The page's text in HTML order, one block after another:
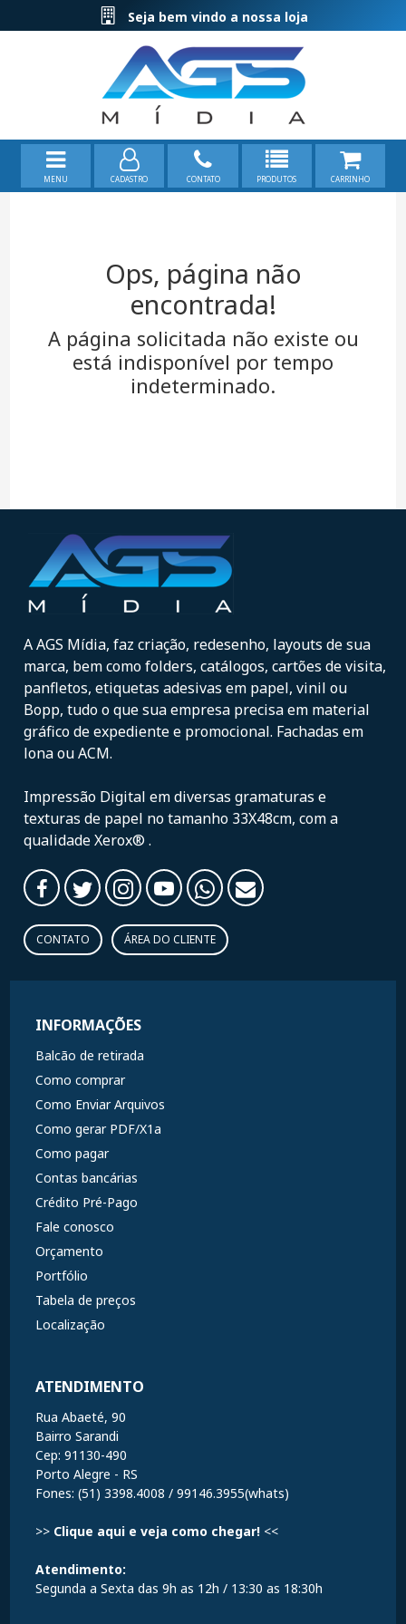
Seja bem vindo a nossa loja
MENU CADASTRO CONTATO PRODUTOS CARRINHO
Ops, página não
encontrada!
A página solicitada não existe ou
está indisponível por tempo
indeterminado.
A AGS Mídia, faz criação, redesenho, layouts de sua
marca, bem como folders, catálogos, cartões de visita,
panfletos, etiquetas adesivas em papel, vinil ou
Bopp, tudo o que sua empresa precisa em material
gráfico de expediente e promocional. Fachadas em
lona ou ACM.
Impressão Digital em diversas gramaturas e
texturas de papel no tamanho 33X48cm, com a
qualidade Xerox® .
CONTATO ÁREA DO CLIENTE
INFORMAÇÕES
Balcão de retirada
Como comprar
Como Enviar Arquivos
Como gerar PDF/X1a
Como pagar
Contas bancárias
Crédito Pré-Pago
Fale conosco
Orçamento
Portfólio
Tabela de preços
Localização
ATENDIMENTO
Rua Abaeté, 90
Bairro Sarandi
Cep: 91130-490
Porto Alegre - RS
Fones: (51) 3398.4008 / 99146.3955(whats)
>> Clique aqui e veja como chegar! <<
Atendimento:
Segunda a Sexta das 9h as 12h / 13:30 as 18:30h